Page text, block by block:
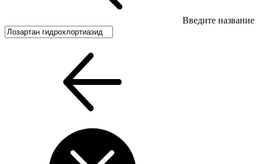
Введите название